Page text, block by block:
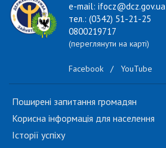
e-mail: ifocz@dcz.gov.ua
тел.: (0342) 51-21-25
0800219717
(переглянути на карті)
Facebook / YouTube
Поширені запитання громадян
Корисна інформація для населення
Історії успіху